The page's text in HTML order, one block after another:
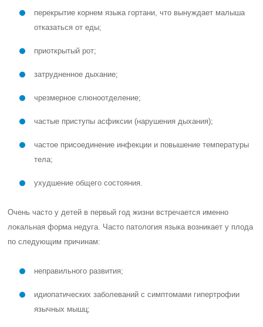
перекрытие корнем языка гортани, что вынуждает малыша
отказаться от еды;
приоткрытый рот;
затрудненное дыхание;
чрезмерное слюноотделение;
частые приступы асфиксии (нарушения дыхания);
частое присоединение инфекции и повышение температуры
тела;
ухудшение общего состояния.
Очень часто у детей в первый год жизни встречается именно
локальная форма недуга. Часто патология языка возникает у плода
по следующим причинам:
неправильного развития;
идиопатических заболеваний с симптомами гипертрофии
язычных мышц;